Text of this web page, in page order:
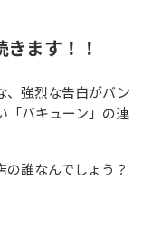
ます！！
、強烈な告白がバン
「バキューン」の連
誰なんでしょう？